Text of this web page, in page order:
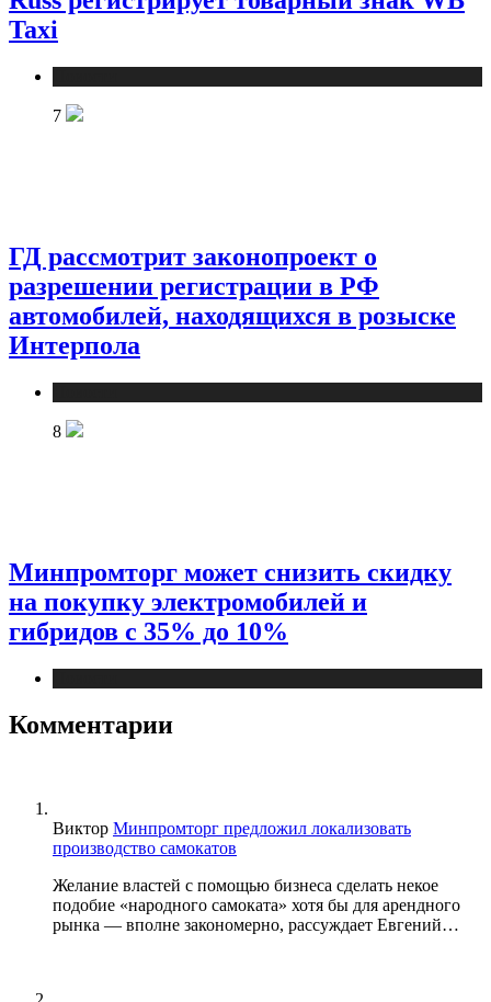
Taxi
7
ГД рассмотрит законопроект о
разрешении регистрации в РФ
автомобилей, находящихся в розыске
Интерпола
8
Минпромторг может снизить скидку
на покупку электромобилей и
гибридов с 35% до 10%
Комментарии
Виктор Минпромторг предложил локализовать
производство самокатов
Желание властей с помощью бизнеса сделать некое
подобие «народного самоката» хотя бы для арендного
рынка — вполне закономерно, рассуждает Евгений…